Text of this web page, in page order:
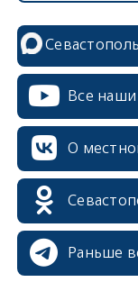
Все
О
Раньше